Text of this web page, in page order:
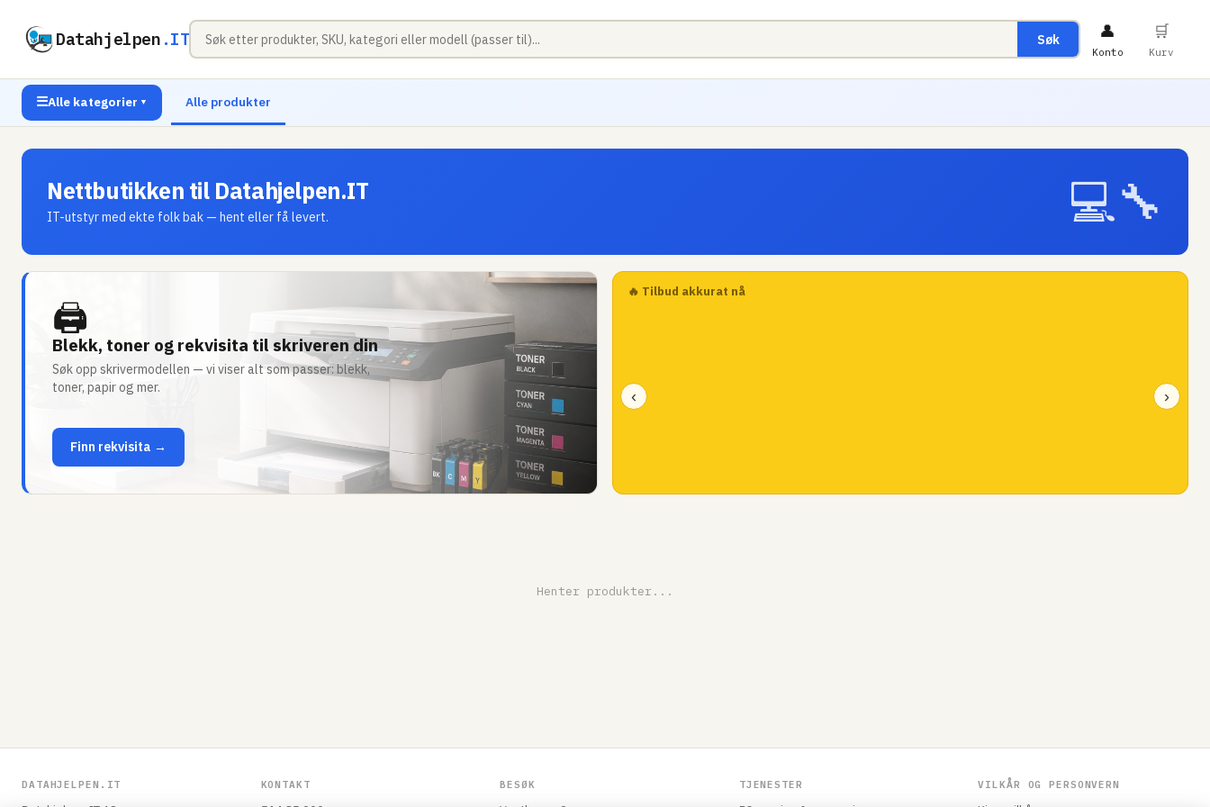
Datahjelpen .IT Søk 👤
Konto
🛒
Kurv
☰Alle kategorier ▼ Alle produkter
Nettbutikken til Datahjelpen.IT
IT-utstyr med ekte folk bak — hent eller få levert. 💻🔧
🖨
Blekk, toner og rekvisita til skriveren din
Søk opp skrivermodellen — vi viser alt som passer: blekk,
toner, papir og mer.
Finn rekvisita →
🔥 Tilbud akkurat nå
‹ ›
Henter produkter...
DATAHJELPEN.IT KONTAKT BESØK TJENESTER VILKÅR OG PERSONVERN